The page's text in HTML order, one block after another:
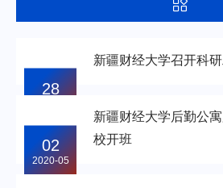
28
新疆财经大学召开科
02
2020-05
新疆财经大学后勤公
校开班